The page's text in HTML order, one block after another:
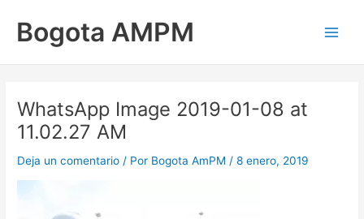
contenido
Bogota AMPM
WhatsApp Image 2019-01-08 at
11.02.27 AM
Deja un comentario / Por Bogota AmPM /8 enero, 2019